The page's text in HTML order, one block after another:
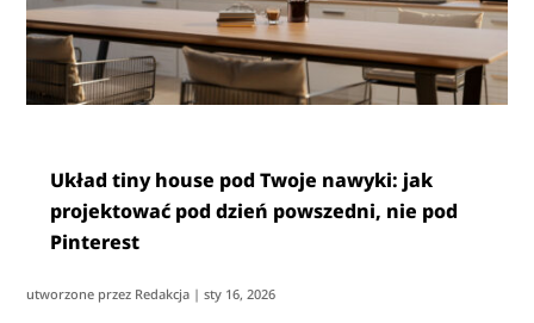
Układ tiny house pod Twoje nawyki: jak
projektować pod dzień powszedni, nie pod
Pinterest
utworzone przez Redakcja |sty 16, 2026